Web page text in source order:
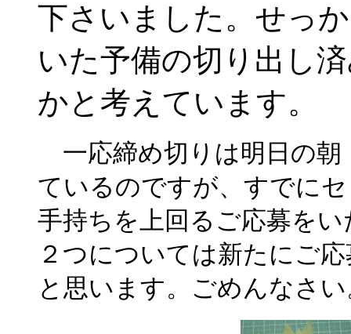
下さいました。せっ
いた予備の切り出し
かと考えています。
一応締め切りは明日の朝
ているのですが、すでに
手持ちを上回るご応募を
２つについては新たにご
と思います。ごめんなさ